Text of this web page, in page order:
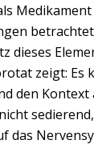
dieses
zeigt: Es
den
das